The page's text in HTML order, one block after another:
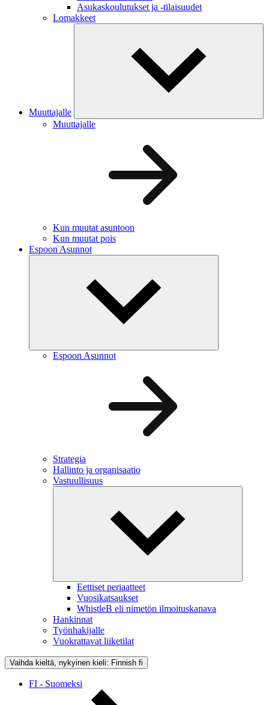
Asukaskoulutukset ja -tilaisuudet
Lomakkeet
Muuttajalle
Muuttajalle
Kun muutat asuntoon
Kun muutat pois
Espoon Asunnot
Espoon Asunnot
Strategia
Hallinto ja organisaatio
Vastuullisuus
Eettiset periaatteet
Vuosikatsaukset
WhistleB eli nimetön ilmoituskanava
Hankinnat
Työnhakijalle
Vuokrattavat liiketilat
Vaihda kieltä, nykyinen kieli: Finnish fi
FI - Suomeksi